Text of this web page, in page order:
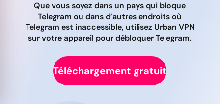
Que vous soyez dans un pays qui bloque
Telegram ou dans d’autres endroits où
Telegram est inaccessible, utilisez Urban VPN
sur votre appareil pour débloquer Telegram.
Téléchargement gratuit